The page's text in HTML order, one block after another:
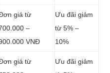
giá từ
–
VNĐ
Ưu đãi giảm
từ 5% –
10%
giá từ
Ưu đãi giảm